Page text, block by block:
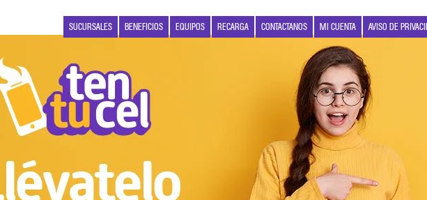
SUCURSALES BENEFICIOS EQUIPOS RECARGA CONTACTANOS MI CUENTA AVISO DE